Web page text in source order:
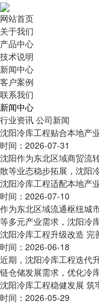
网站首页
关于我们
产品中心
技术说明
新闻中心
客户案例
联系我们
新闻中心
行业资讯 公司新闻
沈阳冷库工程贴合本地产
时间：2026-07-31
沈阳作为东北区域商贸流
散等业态稳步拓展，沈阳
沈阳冷库工程适配本地产
时间：2026-07-10
作为东北区域流通枢纽城
等多元产业需求，沈阳冷
沈阳冷库工程升级改造 完
时间：2026-06-18
近期，沈阳冷库工程迭代
链仓储发展需求，优化冷
沈阳冷库工程稳健发展 筑
时间：2026-05-29